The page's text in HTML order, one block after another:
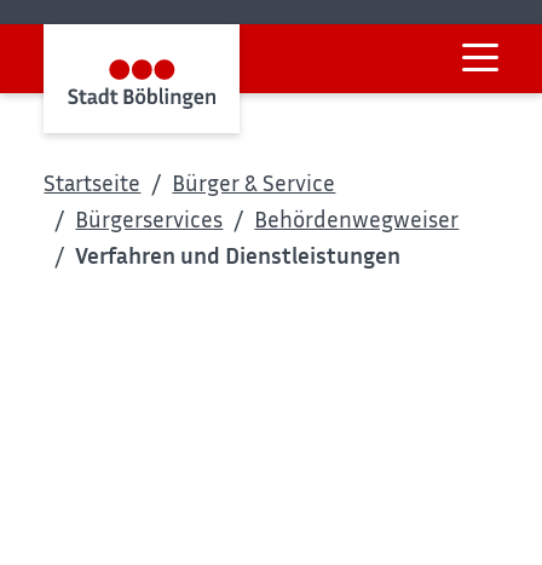
Startseite
Bürger & Service
Bürgerservices
Behördenwegweiser
Verfahren und Dienstleistungen